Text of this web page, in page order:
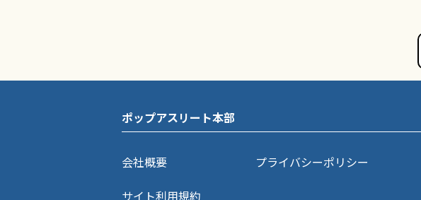
ポップアスリート本部
会社概要 プライバシーポリシー
サイト利用規約